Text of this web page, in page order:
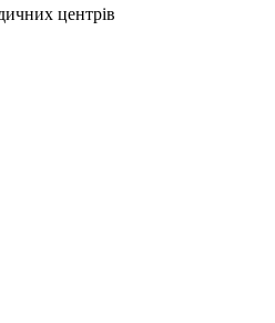
центрів